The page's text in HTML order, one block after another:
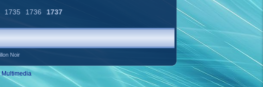
1735 1736 1737
Noir
Multimedia